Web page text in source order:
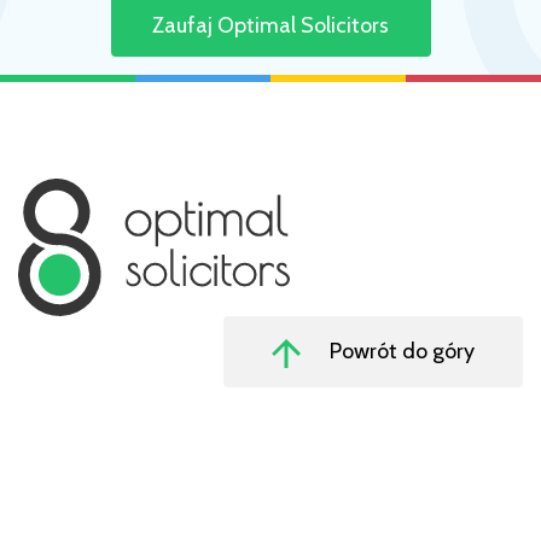
Zaufaj Optimal Solicitors
Powrót do góry